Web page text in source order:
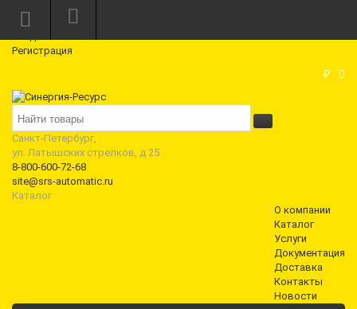
Режим работы: Пн—Пт: 10:00—18:00
Регистрация
₽
Санкт-Петербург,
ул. Латышских стрелков, д 25
8-800-600-72-68
site@srs-automatic.ru
Каталог
О компании
Каталог
Услуги
Документация
Доставка
Контакты
Новости